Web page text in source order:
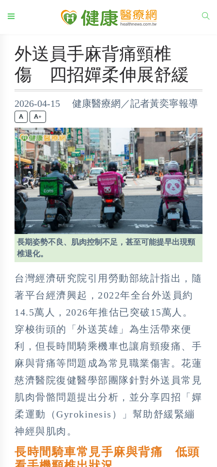
外送員手麻背痛頸椎
傷 四招嬋柔伸展舒緩
2026-04-15 健康醫療網／記者黃奕寧報導
+
長期姿勢不良、肌肉控制不足，甚至可能提早出現頸
椎退化。
台灣經濟研究院引用勞動部統計指出，隨
著平台經濟興起，2022年全台外送員約
14.5萬人，2026年推估已突破15萬人。
穿梭街頭的「外送英雄」為生活帶來便
利，但長時間騎乘機車也讓肩頸痠痛、手
麻與背痛等問題成為常見職業傷害。花蓮
慈濟醫院復健醫學部團隊針對外送員常見
肌肉骨骼問題提出分析，並分享四招「嬋
柔運動（Gyrokinesis）」幫助舒緩緊繃
神經與肌肉。
長時間騎車常見手麻與背痛 低頭